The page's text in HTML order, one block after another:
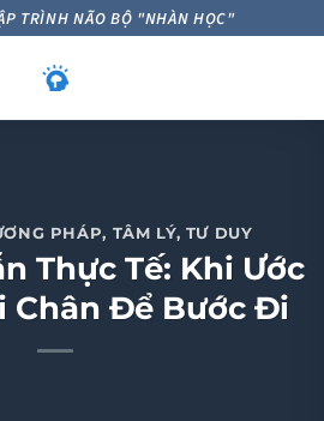
TRÌNH NÃO BỘ "NHÀN HỌC"
PHÁP, TÂM LÝ, TƯ DUY
Thực Tế: Khi Ước
Chân Để Bước Đi